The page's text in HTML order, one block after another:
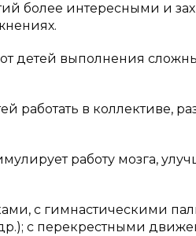
более интересными и
детей выполнения
работать в коллективе,
работу мозга,
с гимнастическими
др.); с перекрестными